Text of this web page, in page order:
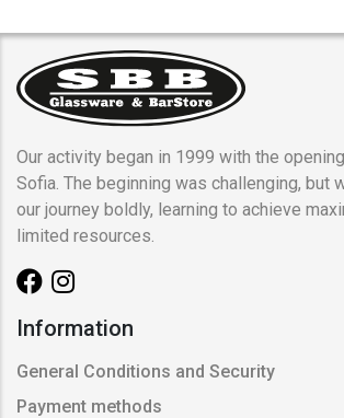
Our activity began in 1999 with the
Sofia. The beginning was challenging, but
our journey boldly, learning to achieve
limited resources.
Information
General Conditions and Security
Payment methods